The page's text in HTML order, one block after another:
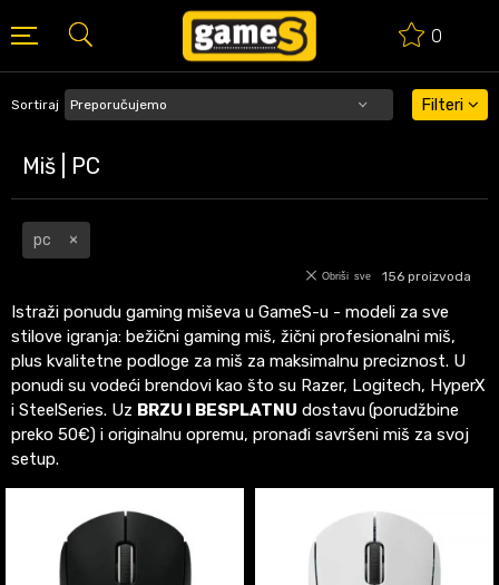
0
BESPLATNA ISPORUKA PORUDŽBINA PREKO 50 EUR
Miš | PC
Sortiraj Filteri
pc
156 proizvoda
Obriši sve
Istraži ponudu gaming miševa u GameS-u - modeli za sve
stilove igranja: bežični gaming miš, žični profesionalni miš,
plus kvalitetne podloge za miš za maksimalnu preciznost. U
ponudi su vodeći brendovi kao što su Razer, Logitech, HyperX
i SteelSeries. Uz BRZU I BESPLATNU dostavu(porudžbine
preko 50€) i originalnu opremu, pronađi savršeni miš za svoj
setup.